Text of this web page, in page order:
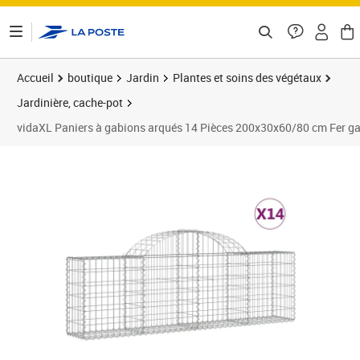
Accueil boutique Jardin
Plantes et soins des végétaux
Jardinière, cache-pot
vidaXL Paniers à gabions arqués 14 Pièces 200x30x60/80 cm Fer